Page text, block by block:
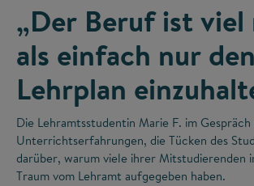
„Der Beruf ist viel
als einfach nur den
Lehrplan
Die Lehramtsstudentin Marie F. im
Unterrichtserfahrungen, die Tücken des
darüber, warum viele ihrer Mitstudierenden
Traum vom Lehramt aufgegeben haben.